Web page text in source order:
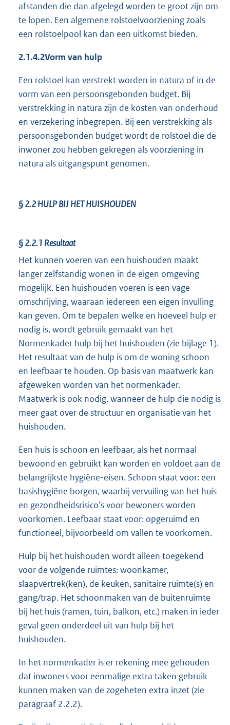
afstanden die dan afgelegd worden te groot zijn om
te lopen. Een algemene rolstoelvoorziening zoals
een rolstoelpool kan dan een uitkomst bieden.
2.1.4.2Vorm van hulp
Een rolstoel kan verstrekt worden in natura of in de
vorm van een persoonsgebonden budget. Bij
verstrekking in natura zijn de kosten van onderhoud
en verzekering inbegrepen. Bij een verstrekking als
persoonsgebonden budget wordt de rolstoel die de
inwoner zou hebben gekregen als voorziening in
natura als uitgangspunt genomen.
§ 2.2HULP BIJ HET HUISHOUDEN
§ 2.2.1 Resultaat
Het kunnen voeren van een huishouden maakt
langer zelfstandig wonen in de eigen omgeving
mogelijk. Een huishouden voeren is een vage
omschrijving, waaraan iedereen een eigen invulling
kan geven. Om te bepalen welke en hoeveel hulp er
nodig is, wordt gebruik gemaakt van het
Normenkader hulp bij het huishouden (zie bijlage 1).
Het resultaat van de hulp is om de woning schoon
en leefbaar te houden. Op basis van maatwerk kan
afgeweken worden van het normenkader.
Maatwerk is ook nodig, wanneer de hulp die nodig is
meer gaat over de structuur en organisatie van het
huishouden.
Een huis is schoon en leefbaar, als het normaal
bewoond en gebruikt kan worden en voldoet aan de
belangrijkste hygiëne-eisen. Schoon staat voor: een
basishygiëne borgen, waarbij vervuiling van het huis
en gezondheidsrisico’s voor bewoners worden
voorkomen. Leefbaar staat voor: opgeruimd en
functioneel, bijvoorbeeld om vallen te voorkomen.
Hulp bij het huishouden wordt alleen toegekend
voor de volgende ruimtes: woonkamer,
slaapvertrek(ken), de keuken, sanitaire ruimte(s) en
gang/trap. Het schoonmaken van de buitenruimte
bij het huis (ramen, tuin, balkon, etc.) maken in ieder
geval geen onderdeel uit van hulp bij het
huishouden.
In het normenkader is er rekening mee gehouden
dat inwoners voor eenmalige extra taken gebruik
kunnen maken van de zogeheten extra inzet (zie
paragraaf 2.2.2).